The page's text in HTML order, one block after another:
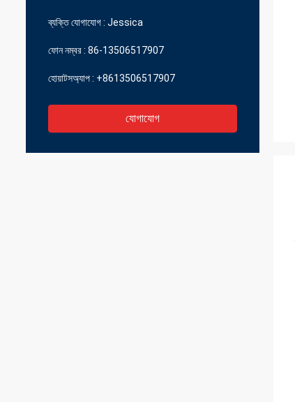
ব্যক্তি যোগাযোগ : Jessica
ফোন নম্বর : 86-13506517907
হোয়াটসঅ্যাপ : +8613506517907
যোগাযোগ